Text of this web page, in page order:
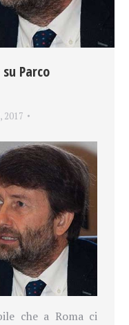
Parco
2017
che a Roma ci